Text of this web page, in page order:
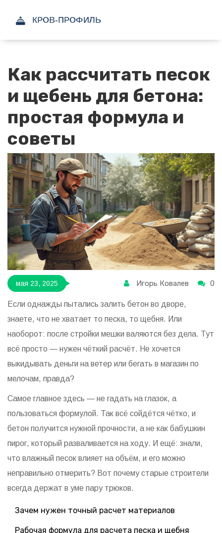
Как рассчитать песок
и щебень для бетона:
простая формула и
советы
мая 23, 2025 Игорь Ковалев 0
Если однажды пытались залить бетон во дворе,
знаете, что не хватает то песка, то щебня. Или
наоборот: после стройки мешки валяются без дела. Тут
всё просто — нужен чёткий расчёт. Не хочется
выкидывать деньги на ветер или бегать в магазин по
мелочам, правда?
Самое главное здесь — не гадать на глазок, а
пользоваться формулой. Так всё сойдётся чётко, и
бетон получится нужной прочности, а не как бабушкин
пирог, который разваливается на ходу. И ещё: знали,
что влажный песок влияет на объём, и его можно
неправильно отмерить? Вот почему старые строители
всегда держат в уме пару трюков.
Зачем нужен точный расчет материалов
Рабочая формула для расчета песка и щебня